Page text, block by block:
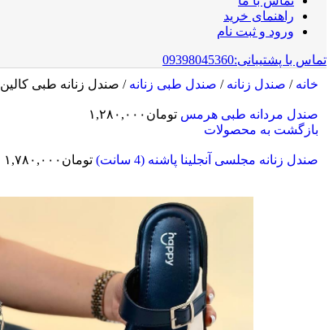
راهنمای خرید
ورود و ثبت نام
تماس با پشتیبانی:09398045360
خانه/ صندل زنانه/ صندل طبی زنانه/ صندل زنانه طبی کالین
صندل مردانه طبی هرمس تومان ۱,۲۸۰,۰۰۰
بازگشت به محصولات
صندل زنانه مجلسی آنجلینا پاشنه (4 سانت) تومان ۱,۷۸۰,۰۰۰